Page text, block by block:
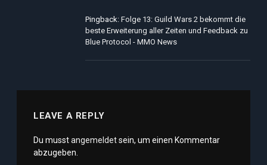
Pingback: Folge 13: Guild Wars 2 bekommt die
beste Erweiterung aller Zeiten und Feedback zu
Blue Protocol - MMO News
LEAVE A REPLY
Du musstangemeldetsein, um einen Kommentar
abzugeben.